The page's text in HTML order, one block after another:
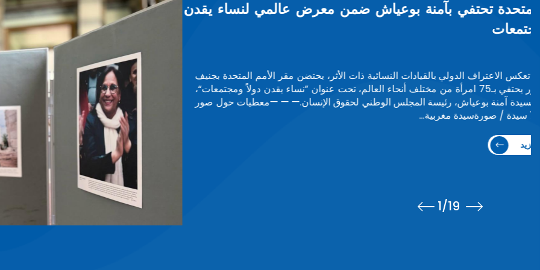
"إفريقيا” تكرم بوعياش تقديراً لريادتها في الوقاية من التعذيب
تكريم
للآليات الوطنية للوقاية من التعذيب بإفريقيا، اليوم الجمعة 26 يونيو الجاري، بالعاصمة الرواندية
كيغالي.وجاء هذا التكريم خلال أشغال المؤتمر السنوي الرابع للشبكة، حيث منحت لجنة الإشراف
والجمعية العامة للشبكة…
اقرأ المزيد
2/19